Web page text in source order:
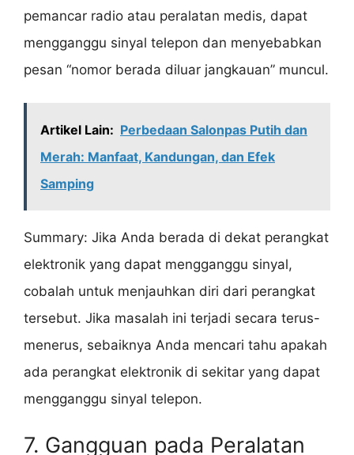
pemancar radio atau peralatan medis, dapat
mengganggu sinyal telepon dan menyebabkan
pesan “nomor berada diluar jangkauan” muncul.
Artikel Lain: Perbedaan Salonpas Putih dan
Merah: Manfaat, Kandungan, dan Efek
Samping
Summary: Jika Anda berada di dekat perangkat
elektronik yang dapat mengganggu sinyal,
cobalah untuk menjauhkan diri dari perangkat
tersebut. Jika masalah ini terjadi secara terus-
menerus, sebaiknya Anda mencari tahu apakah
ada perangkat elektronik di sekitar yang dapat
mengganggu sinyal telepon.
7. Gangguan pada Peralatan